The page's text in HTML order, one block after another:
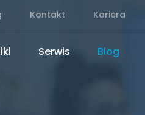
Serwis Blog
Kontakt Kariera